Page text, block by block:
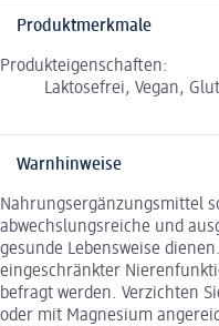
Produktmerkmale
Produkteigenschaften:
Laktosefrei, Vegan,
Warnhinweise
Nahrungsergänzungsmittel
abwechslungsreiche und
gesunde Lebensweise
eingeschränkter
befragt werden. Verzichten
oder mit Magnesium